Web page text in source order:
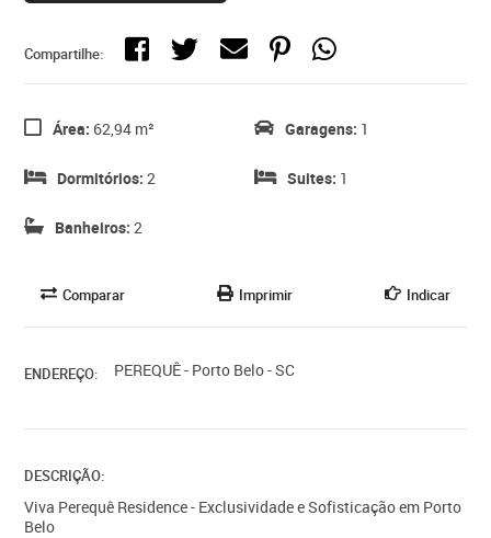
Compartilhe:
Área: 62,94 m²
Dormitórios: 2
Banheiros: 2
Garagens: 1
Suites: 1
Comparar Imprimir Indicar
ENDEREÇO: PEREQUÊ - Porto Belo - SC
DESCRIÇÃO:
Viva Perequê Residence - Exclusividade e Sofisticação em Porto
Belo